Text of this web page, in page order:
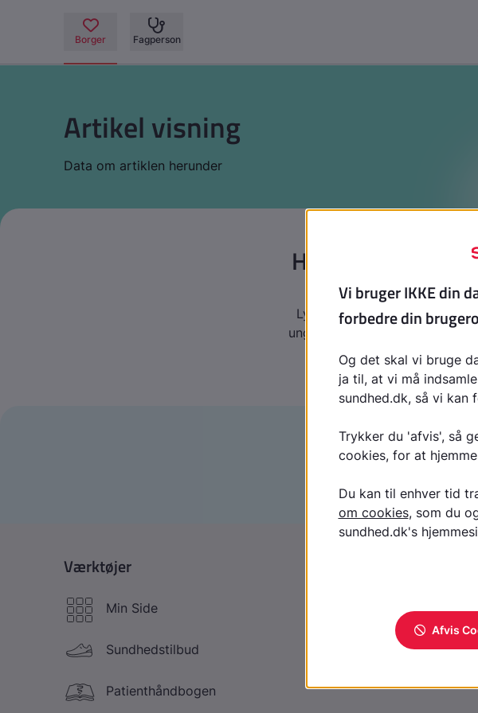
Artikel visning
Data om artiklen herunder
Hvorfor børn og
Lyt til denne podcast, hvis
unge i dag. Psykolog Rasmus
presser børn, og hvordan
Hør